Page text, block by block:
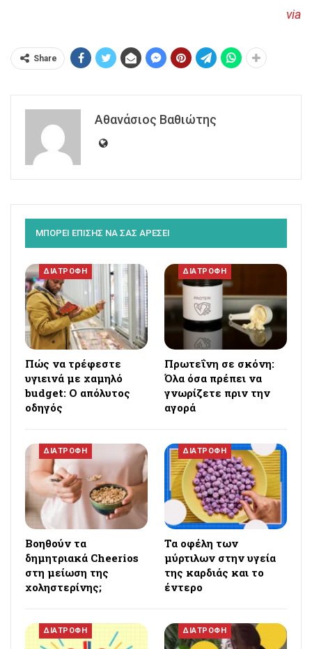
via
Share
Αθανάσιος Βαθιώτης
ΜΠΟΡΕΙ ΕΠΙΣΗΣ ΝΑ ΣΑΣ ΑΡΕΣΕΙ
ΔΙΑΤΡΟΦΗ
Πώς να τρέφεστε
υγιεινά με χαμηλό
budget: Ο απόλυτος
οδηγός
ΔΙΑΤΡΟΦΗ
Πρωτεΐνη σε σκόνη:
Όλα όσα πρέπει να
γνωρίζετε πριν την
αγορά
ΔΙΑΤΡΟΦΗ
Βοηθούν τα
δημητριακά Cheerios
στη μείωση της
χοληστερίνης;
ΔΙΑΤΡΟΦΗ
Τα οφέλη των
μύρτιλων στην υγεία
της καρδιάς και το
έντερο
ΔΙΑΤΡΟΦΗ ΔΙΑΤΡΟΦΗ